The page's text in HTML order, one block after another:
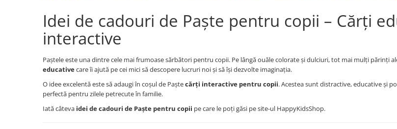
Idei de cadouri de Paște pentru copii – Cărți
interactive
Paștele este una dintre cele mai frumoase sărbători pentru copii. Pe lângă ouăle colorate și dulciuri, tot mai mulți părinți
educativecare îi ajută pe cei mici să descopere lucruri noi și să își dezvolte imaginația.
O idee excelentă este să adaugi în coșul de Paștecărți interactive pentru copii. Acestea sunt distractive, educative și
perfectă pentru zilele petrecute în familie.
Iată câteva idei de cadouri de Paște pentru copii pe care le poți găsi pe site-ul HappyKidsShop.